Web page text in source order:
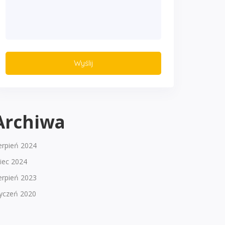
2024
2024
2023
2020